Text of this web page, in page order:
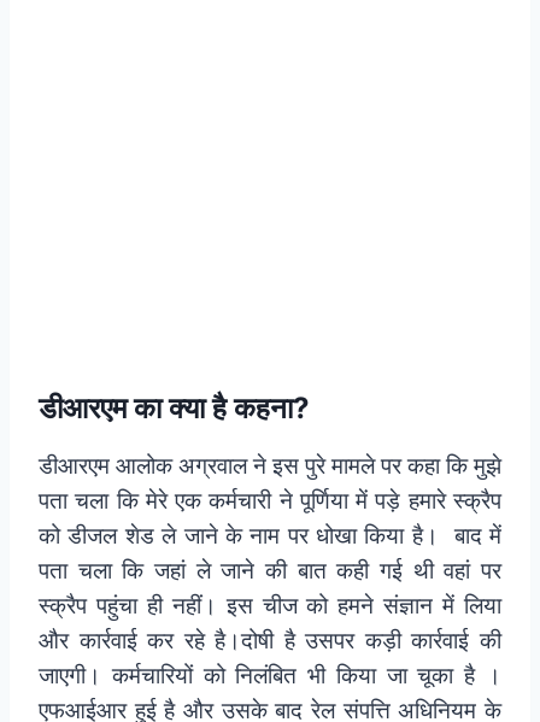
डीआरएम का क्या है कहना?
डीआरएम आलोक अग्रवाल ने इस पुरे मामले पर कहा कि मुझे
पता चला कि मेरे एक कर्मचारी ने पूर्णिया में पड़े हमारे स्क्रैप
को डीजल शेड ले जाने के नाम पर धोखा किया है। बाद में
पता चला कि जहां ले जाने की बात कही गई थी वहां पर
स्क्रैप पहुंचा ही नहीं। इस चीज को हमने संज्ञान में लिया
और कार्रवाई कर रहे है।दोषी है उसपर कड़ी कार्रवाई की
जाएगी। कर्मचारियों को निलंबित भी किया जा चूका है ।
एफआईआर हुई है और उसके बाद रेल संपत्ति अधिनियम के